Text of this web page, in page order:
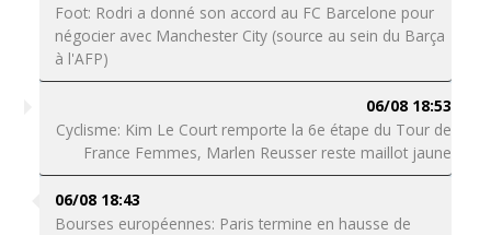
Foot: Rodri a donné son accord au FC Barcelone pour
négocier avec Manchester City (source au sein du Barça
à l'AFP)
06/08 18:53
Cyclisme: Kim Le Court remporte la 6e étape du Tour de
France Femmes, Marlen Reusser reste maillot jaune
06/08 18:43
Bourses européennes: Paris termine en hausse de